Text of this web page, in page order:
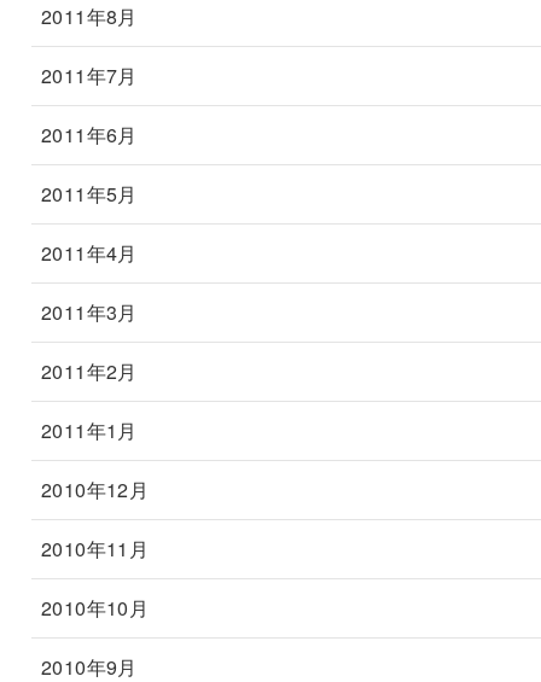
2011年8月
2011年7月
2011年6月
2011年5月
2011年4月
2011年3月
2011年2月
2011年1月
2010年12月
2010年11月
2010年10月
2010年9月